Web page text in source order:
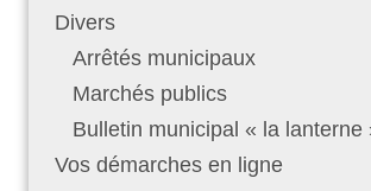
Divers
Arrêtés municipaux
Marchés publics
Bulletin municipal « la lanterne
Vos démarches en ligne